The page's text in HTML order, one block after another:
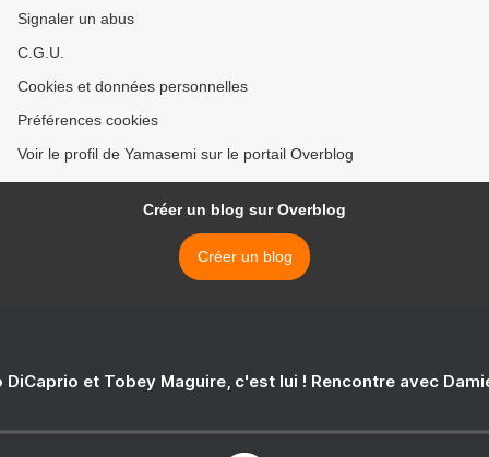
Signaler un abus
C.G.U.
Cookies et données personnelles
Préférences cookies
Voir le profil de Yamasemi sur le portail Overblog
Créer un blog sur Overblog
Créer un blog
DiCaprio et Tobey Maguire, c'est lui ! Rencontre avec